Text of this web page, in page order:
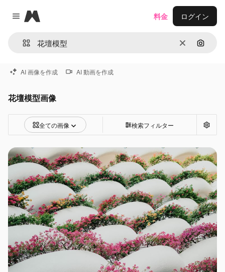
Close menu
Magnific
消去 画像で
料金 ログイン
AI 画像を作成 AI 動画を作成
花壇模型画像
全ての画像 検索フィルター